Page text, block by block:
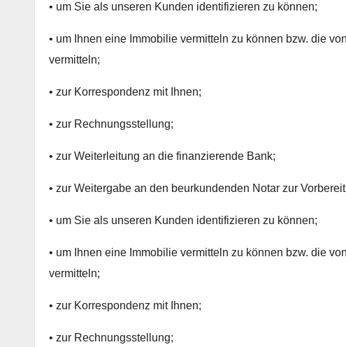
• um Sie als unseren Kunden identifizieren zu können;
• um Ihnen eine Immobilie vermitteln zu können bzw. die
vermitteln;
• zur Korrespondenz mit Ihnen;
• zur Rechnungsstellung;
• zur Weiterleitung an die finanzierende Bank;
• zur Weitergabe an den beurkundenden Notar zur
• um Sie als unseren Kunden identifizieren zu können;
• um Ihnen eine Immobilie vermitteln zu können bzw. die
vermitteln;
• zur Korrespondenz mit Ihnen;
• zur Rechnungsstellung;